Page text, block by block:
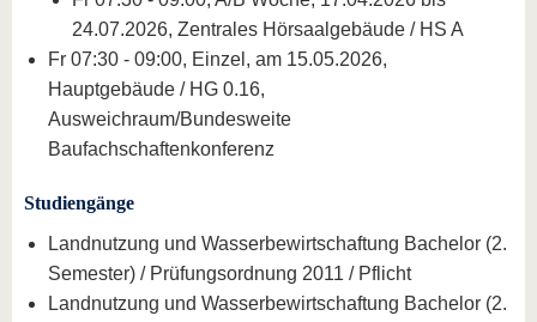
24.07.2026, Zentrales Hörsaalgebäude / HS A
Fr 07:30 - 09:00, Einzel, am 15.05.2026,
Hauptgebäude / HG 0.16,
Ausweichraum/Bundesweite
Baufachschaftenkonferenz
Studiengänge
Landnutzung und Wasserbewirtschaftung Bachelor (2.
Semester) / Prüfungsordnung 2011 / Pflicht
Landnutzung und Wasserbewirtschaftung Bachelor (2.